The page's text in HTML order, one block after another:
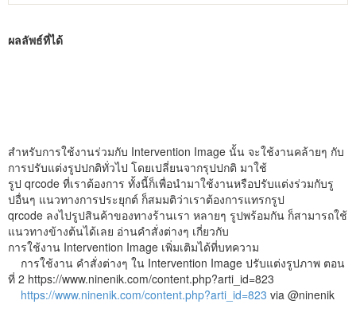
ผลลัพธ์ที่ได้
สำหรับการใช้งานร่วมกับ Intervention Image นั้น จะใช้งานคล้ายๆ กับ
การปรับแต่งรูปปกติทั่วไป โดยเปลี่ยนจากรุปปกติ มาใช้
รูป qrcode ที่เราต้องการ ทั้งนี้ก็เพื่อนำมาใช้งานหรือปรับแต่งร่วมกับรู
ปอื่นๆ แนวทางการประยุกต์ ก็สมมติว่าเราต้องการแทรกรูป
qrcode ลงไปรูปสินค้าของทางร้านเรา หลายๆ รูปพร้อมกัน ก็สามารถใช้
แนวทางข้างต้นได้เลย อ่านคำสั่งต่างๆ เกี่ยวกับ
การใช้งาน Intervention Image เพิ่มเติมได้ที่บทความ
การใช้งาน คำสั่งต่างๆ ใน Intervention Image ปรับแต่งรูปภาพ ตอน
ที่ 2 https://www.ninenik.com/content.php?arti_id=823
https://www.ninenik.com/content.php?arti_id=823 via @ninenik